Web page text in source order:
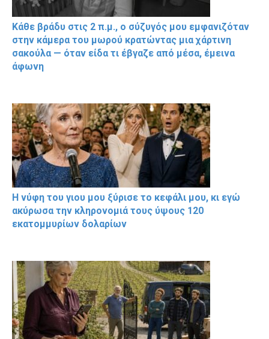
Κάθε βράδυ στις 2 π.μ., ο σύζυγός μου εμφανιζόταν
στην κάμερα του μωρού κρατώντας μια χάρτινη
σακούλα — όταν είδα τι έβγαζε από μέσα, έμεινα
άφωνη
Η νύφη του γιου μου ξύρισε το κεφάλι μου, κι εγώ
ακύρωσα την κληρονομιά τους ύψους 120
εκατομμυρίων δολαρίων